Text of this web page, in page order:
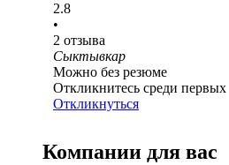
2.8
•
2 отзыва
Сыктывкар
Можно без резюме
Откликнитесь среди первых
Откликнуться
Компании для вас